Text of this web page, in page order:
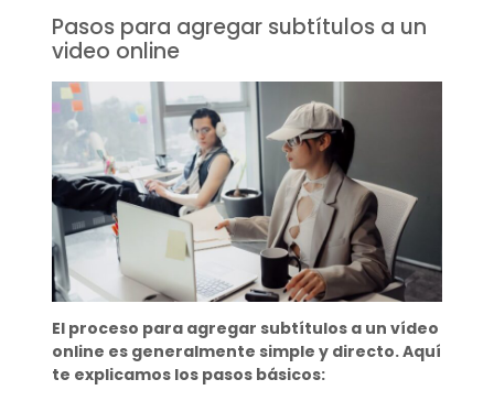
Pasos para agregar subtítulos a un
video online
El proceso para agregar subtítulos a un vídeo
online es generalmente simple y directo. Aquí
te explicamos los pasos básicos: